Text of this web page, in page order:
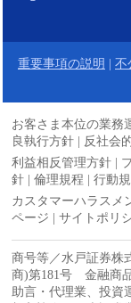
重要事項の説明 | 不
お客さま本位の業務
良執行方針 | 反社会
利益相反管理方針 |
針 | 倫理規程 | 行動
カスタマーハラスメ
ページ | サイトポリ
商号等／水戸証券
商)第181号 金融商
助言・代理業、投資